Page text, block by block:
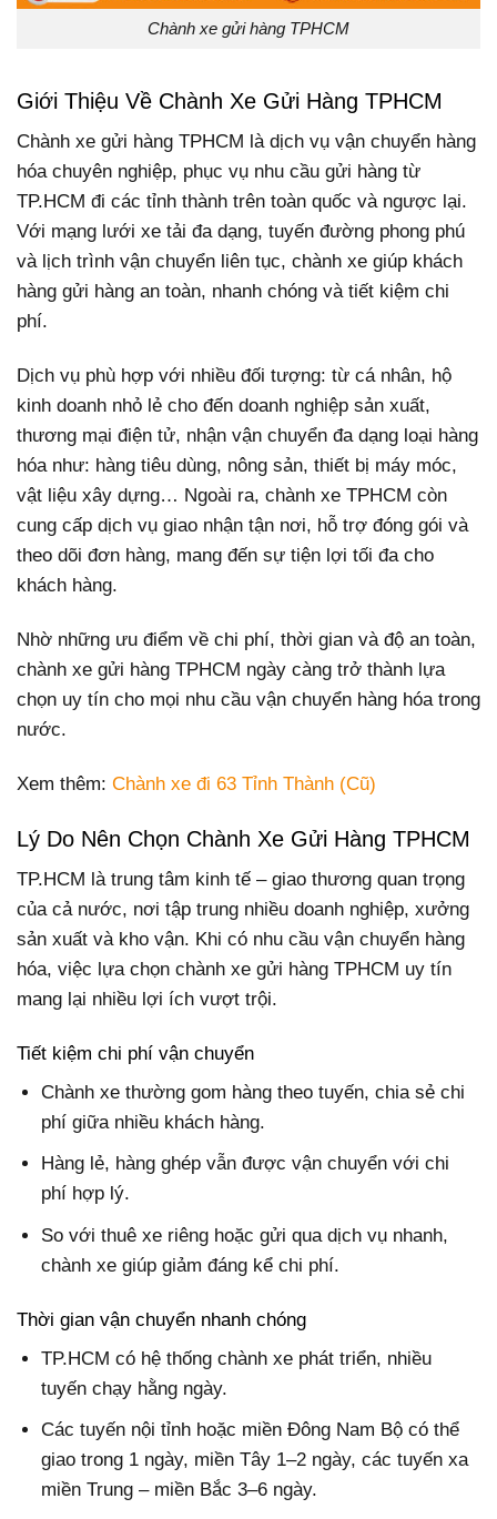
Chành xe gửi hàng TPHCM
Giới Thiệu Về Chành Xe Gửi Hàng TPHCM
Chành xe gửi hàng TPHCM là dịch vụ vận chuyển hàng
hóa chuyên nghiệp, phục vụ nhu cầu gửi hàng từ
TP.HCM đi các tỉnh thành trên toàn quốc và ngược lại.
Với mạng lưới xe tải đa dạng, tuyến đường phong phú
và lịch trình vận chuyển liên tục, chành xe giúp khách
hàng gửi hàng an toàn, nhanh chóng và tiết kiệm chi
phí.
Dịch vụ phù hợp với nhiều đối tượng: từ cá nhân, hộ
kinh doanh nhỏ lẻ cho đến doanh nghiệp sản xuất,
thương mại điện tử, nhận vận chuyển đa dạng loại hàng
hóa như: hàng tiêu dùng, nông sản, thiết bị máy móc,
vật liệu xây dựng… Ngoài ra, chành xe TPHCM còn
cung cấp dịch vụ giao nhận tận nơi, hỗ trợ đóng gói và
theo dõi đơn hàng, mang đến sự tiện lợi tối đa cho
khách hàng.
Nhờ những ưu điểm về chi phí, thời gian và độ an toàn,
chành xe gửi hàng TPHCM ngày càng trở thành lựa
chọn uy tín cho mọi nhu cầu vận chuyển hàng hóa trong
nước.
Xem thêm: Chành xe đi 63 Tỉnh Thành (Cũ)
Lý Do Nên Chọn Chành Xe Gửi Hàng TPHCM
TP.HCM là trung tâm kinh tế – giao thương quan trọng
của cả nước, nơi tập trung nhiều doanh nghiệp, xưởng
sản xuất và kho vận. Khi có nhu cầu vận chuyển hàng
hóa, việc lựa chọn chành xe gửi hàng TPHCM uy tín
mang lại nhiều lợi ích vượt trội.
Tiết kiệm chi phí vận chuyển
Chành xe thường gom hàng theo tuyến, chia sẻ chi
phí giữa nhiều khách hàng.
Hàng lẻ, hàng ghép vẫn được vận chuyển với chi
phí hợp lý.
So với thuê xe riêng hoặc gửi qua dịch vụ nhanh,
chành xe giúp giảm đáng kể chi phí.
Thời gian vận chuyển nhanh chóng
TP.HCM có hệ thống chành xe phát triển, nhiều
tuyến chạy hằng ngày.
Các tuyến nội tỉnh hoặc miền Đông Nam Bộ có thể
giao trong 1 ngày, miền Tây 1–2 ngày, các tuyến xa
miền Trung – miền Bắc 3–6 ngày.